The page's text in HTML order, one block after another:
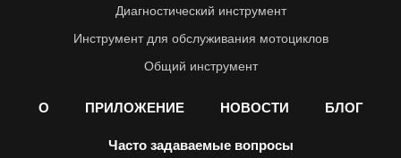
Диагностический инструмент
Инструмент для обслуживания мотоциклов
Общий инструмент
О ПРИЛОЖЕНИЕ НОВОСТИ БЛОГ
Часто задаваемые вопросы